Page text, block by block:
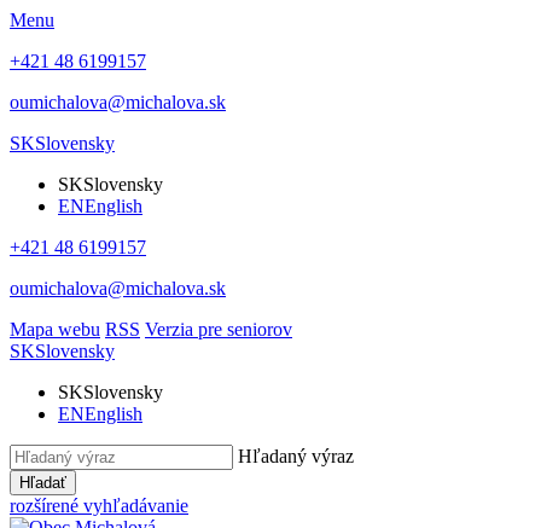
Menu
+421 48 6199157
oumichalova@michalova.sk
SKSlovensky
SKSlovensky
ENEnglish
+421 48 6199157
oumichalova@michalova.sk
Mapa webu RSS Verzia pre seniorov
SKSlovensky
SKSlovensky
ENEnglish
Hľadaný výraz
Hľadať
rozšírené vyhľadávanie